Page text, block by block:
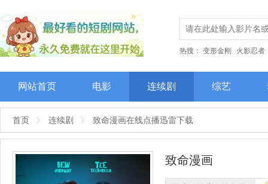
热搜： 变形金刚 火影忍者
网站首页 电影 连续剧 综艺
首页 连续剧 致命漫画在线点播迅雷下载
致命漫画